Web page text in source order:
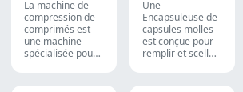
La machine de
compression de
comprimés est
une machine
spécialisée pour
Une
Encapsuleuse de
capsules molles
est conçue pour
remplir et sceller